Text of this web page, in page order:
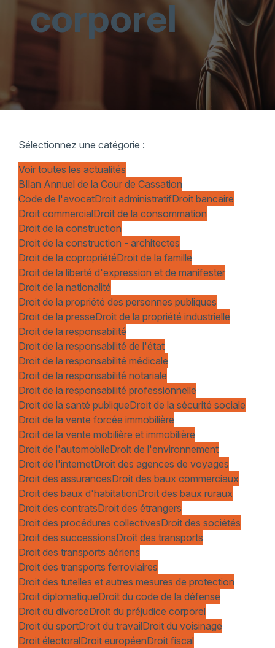
corporel
Sélectionnez une catégorie :
Voir toutes les actualités
BIlan Annuel de la Cour de Cassation
Code de l'avocatDroit administratifDroit bancaire
Droit commercialDroit de la consommation
Droit de la construction
Droit de la construction - architectes
Droit de la copropriétéDroit de la famille
Droit de la liberté d'expression et de manifester
Droit de la nationalité
Droit de la propriété des personnes publiques
Droit de la presseDroit de la propriété industrielle
Droit de la responsabilité
Droit de la responsabilité de l'état
Droit de la responsabilité médicale
Droit de la responsabilité notariale
Droit de la responsabilité professionnelle
Droit de la santé publiqueDroit de la sécurité sociale
Droit de la vente forcée immobilière
Droit de la vente mobilière et immobilière
Droit de l'automobileDroit de l'environnement
Droit de l'internetDroit des agences de voyages
Droit des assurancesDroit des baux commerciaux
Droit des baux d'habitationDroit des baux ruraux
Droit des contratsDroit des étrangers
Droit des procédures collectivesDroit des sociétés
Droit des successionsDroit des transports
Droit des transports aériens
Droit des transports ferroviaires
Droit des tutelles et autres mesures de protection
Droit diplomatiqueDroit du code de la défense
Droit du divorceDroit du préjudice corporel
Droit du sportDroit du travailDroit du voisinage
Droit électoralDroit européenDroit fiscal